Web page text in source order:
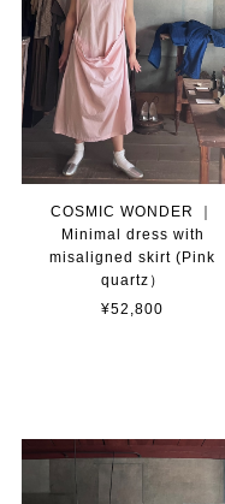
COSMIC WONDER ｜
Minimal dress with
misaligned skirt (Pink
quartz）
¥52,800